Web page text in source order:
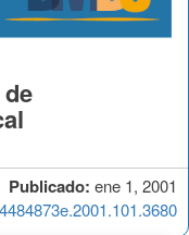
Publicado: ene 1, 2001